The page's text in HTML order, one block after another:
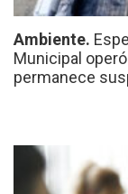
Ambiente.
Municipal
permanece